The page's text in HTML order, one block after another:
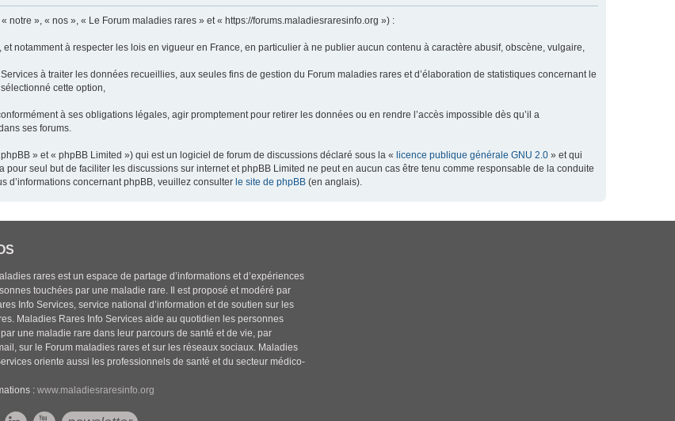
notre », « nos », « Le Forum maladies rares » et « https://forums.maladiesraresinfo.org ») :
notamment à respecter les lois en vigueur en France, en particulier à ne publier aucun contenu à caractère abusif, obscène, vulgaire,
à traiter les données recueillies, aux seules fins de gestion du Forum maladies rares et d’élaboration de statistiques concernant le
cette option,
à ses obligations légales, agir promptement pour retirer les données ou en rendre l’accès impossible dès qu’il a
ses forums.
» et « phpBB Limited ») qui est un logiciel de forum de discussions déclaré sous la « licence publique générale GNU 2.0 » et qui
pour seul but de faciliter les discussions sur internet et phpBB Limited ne peut en aucun cas être tenu comme responsable de la conduite
d’informations concernant phpBB, veuillez consulter le site de phpBB (en anglais).
rares est un espace de partage d’informations et d’expériences
touchées par une maladie rare. Il est proposé et modéré par
Info Services, service national d’information et de soutien sur les
Maladies Rares Info Services aide au quotidien les personnes
une maladie rare dans leur parcours de santé et de vie, par
sur le Forum maladies rares et sur les réseaux sociaux. Maladies
oriente aussi les professionnels de santé et du secteur médico-
:www.maladiesraresinfo.org